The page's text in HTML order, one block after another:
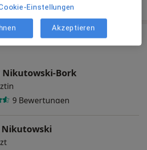
Preisbildung?
Überprüfe meine Versicherung
Nikutowski-Bork
9 Bewertungen
Nikutowski
Einstellungen
Akzeptieren